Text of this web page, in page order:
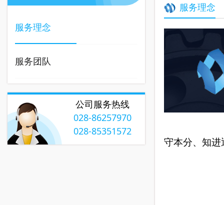
服务理念
服务团队
公司服务热线
028-86257970
028-85351572
服务理念
守本分、知进